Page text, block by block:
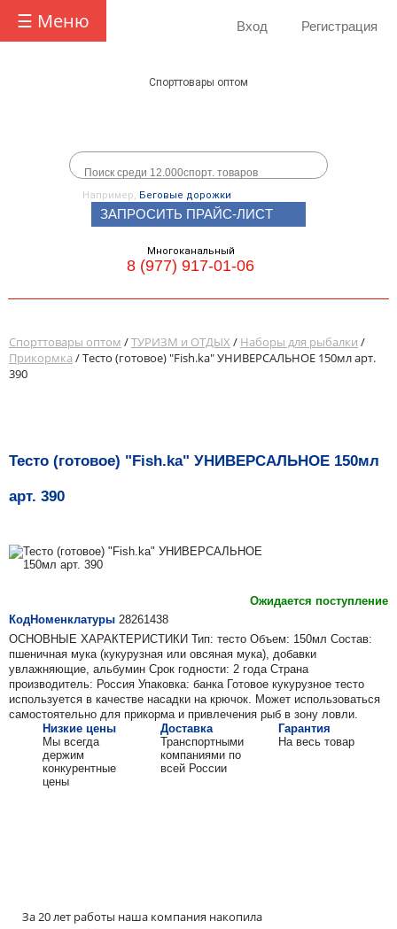
☰ Меню Вход Регистрация
Спорттовары оптом
Например, Беговые дорожки
ЗАПРОСИТЬ ПРАЙС-ЛИСТ
Многоканальный
8 (977) 917-01-06
Спорттовары оптом /ТУРИЗМ и ОТДЫХ / Наборы для рыбалки /
Прикормка / Тесто (готовое) "Fish.ka" УНИВЕРСАЛЬНОЕ 150мл арт.
390
Тесто (готовое) "Fish.ka" УНИВЕРСАЛЬНОЕ 150мл
арт. 390
Ожидается поступление
КодНоменклатуры 28261438
ОСНОВНЫЕ ХАРАКТЕРИСТИКИ Тип: тесто Объем: 150мл Состав:
пшеничная мука (кукурузная или овсяная мука), добавки
увлажняющие, альбумин Срок годности: 2 года Страна
производитель: Россия Упаковка: банка Готовое кукурузное тесто
используется в качестве насадки на крючок. Может использоваться
самостоятельно для прикорма и привлечения рыб в зону ловли.
Низкие цены
Мы всегда
держим
конкурентные
цены
Доставка
Транспортными
компаниями по
всей России
Гарантия
На весь товар
За 20 лет работы наша компания накопила